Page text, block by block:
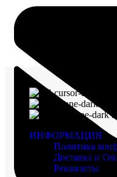
г.
ИНФОРМАЦИЯ
Политика
Доставка и
Реквизиты